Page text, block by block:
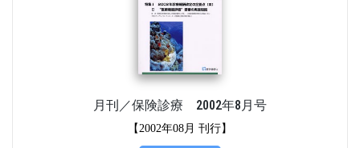
月刊／保険診療 2002年8月号
【2002年08月 刊行】